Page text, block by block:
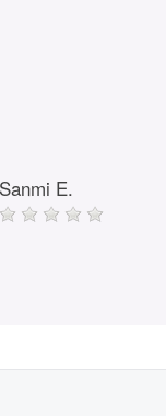
Sanmi E.